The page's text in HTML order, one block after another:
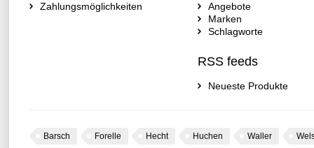
Zahlungsmöglichkeiten
Angebote
Marken
Schlagworte
RSS feeds
Neueste Produkte
Barsch Forelle Hecht Huchen Waller